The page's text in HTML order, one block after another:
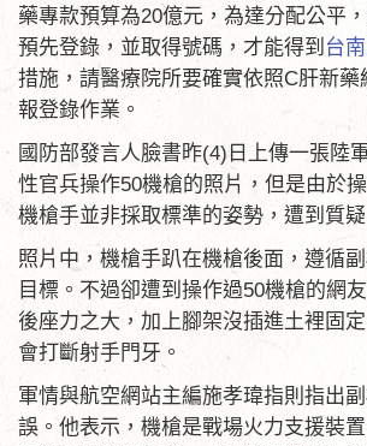
藥專款預算為20億元，為達分配公平
預先登錄，並取得號碼，才能得到 台
措施，請醫療院所要確實依照C肝新藥
報登錄作業。
國防部發言人臉書昨(4)日上傳一張陸
性官兵操作50機槍的照片，但是由於
機槍手並非採取標準的姿勢，遭到質疑
照片中，機槍手趴在機槍後面，遵循
目標。不過卻遭到操作過50機槍的網
後座力之大，加上腳架沒插進土裡固
會打斷射手門牙。
軍情與航空網站主編施孝瑋指則指出
誤。他表示，機槍是戰場火力支援裝